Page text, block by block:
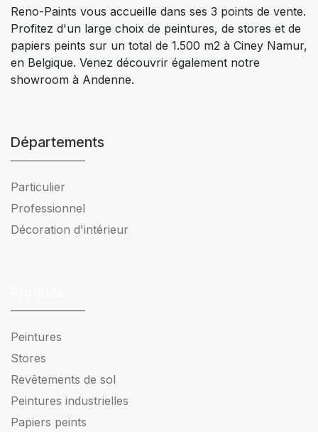
Reno-Paints vous accueille dans ses 3 points de vente.
Profitez d'un large choix de peintures, de stores et de
papiers peints sur un total de 1.500 m2 à Ciney Namur,
en Belgique. Venez découvrir également notre
showroom à Andenne.
Départements
Particulier
Professionnel
Décoration d'intérieur
Peintures
Stores
Revêtements de sol
Peintures industrielles
Papiers peints